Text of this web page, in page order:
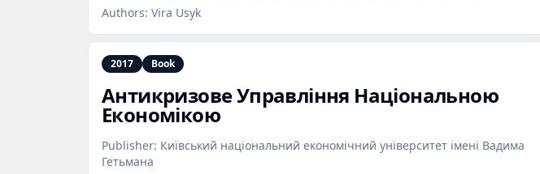
Authors: Vira Usyk
2017 Book
Антикризове Управління Національною
Економікою
Publisher: Київський національний економічний університет імені Вадима
Гетьмана